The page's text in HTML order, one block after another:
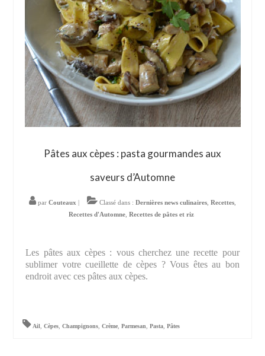
Pâtes aux cèpes : pasta gourmandes aux
saveurs d’Automne
par Couteaux Classé dans : Dernières news culinaires Recettes
Recettes d'Automne, Recettes de pâtes et riz
Les pâtes aux cèpes : vous cherchez une recette pour
sublimer votre cueillette de cèpes ? Vous êtes au bon
endroit avec ces pâtes aux cèpes.
Ail,Cèpes,Champignons,Crème,Parmesan,Pasta,Pâtes